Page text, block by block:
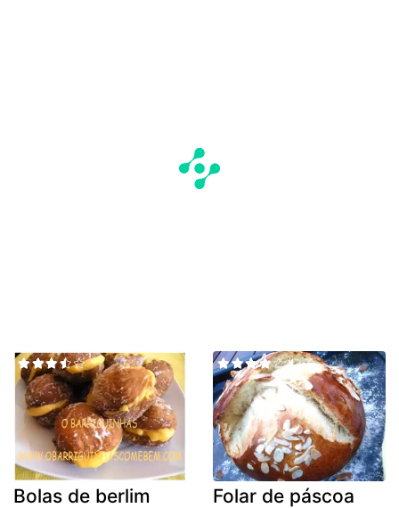
Bolas de berlim
Folar de páscoa